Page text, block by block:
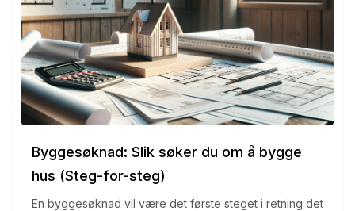
Byggesøknad: Slik søker du om å bygge
hus (Steg-for-steg)
En byggesøknad vil være det første steget i retning det